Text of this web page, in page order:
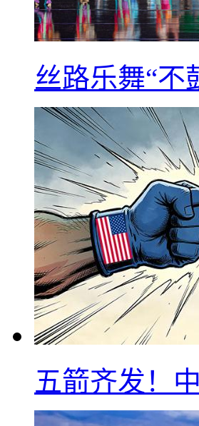
丝路乐舞“不
五箭齐发！